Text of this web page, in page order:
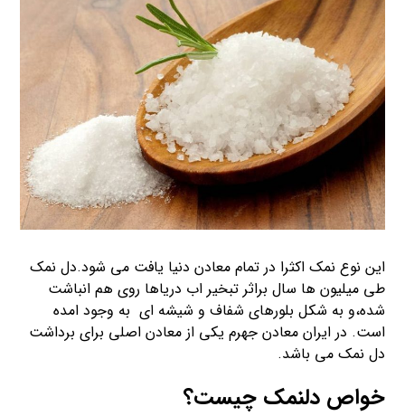
این نوع نمک اکثرا در تمام معادن دنیا یافت می شود.دل نمک
طی میلیون ها سال براثر تبخیر اب دریاها روی هم انباشت
شده،و به شکل بلورهای شفاف و شیشه ای به وجود امده
است. در ایران معادن جهرم یکی از معادن اصلی برای برداشت
دل نمک می باشد.
خواص دلنمک چیست؟